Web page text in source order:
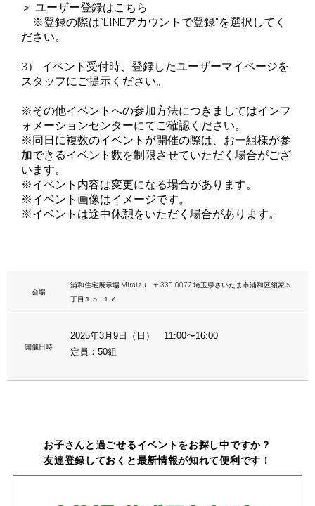
＞ ユーザー登録はこちら
※登録の際は“LINEアカウントで登録”を選択してく
ださい。
3） イベント受付時、登録したユーザーマイページを
スタッフにご提示ください。
※その他イベントへの参加方法につきましてはインフ
ォメーションセンターにてご確認ください。
※同日に複数のイベントが開催の際は、お一組様が参
加できるイベント数を制限させていただく場合がござ
います。
※イベント内容は変更になる場合があります。
※イベント画像はイメージです。
※イベントは途中休憩をいただく場合があります。
会場
浦和住宅展示場 Miraizu 〒330-0072 埼玉県さいたま市浦和区領家５
丁目１５−１７
開催日時
2025年3月9日（日） 11:00〜16:00
定員：50組
お子さんと過ごせるイベントをお探し中ですか？
友達登録しておくと最新情報が知れて便利です！